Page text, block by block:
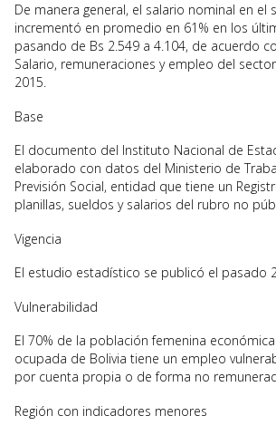
De manera general, el salario nominal en el
incrementó en promedio en 61% en los
pasando de Bs 2.549 a 4.104, de acuerdo
Salario, remuneraciones y empleo del
2015.
Base
El documento del Instituto Nacional de
elaborado con datos del Ministerio de
Previsión Social, entidad que tiene un
planillas, sueldos y salarios del rubro no
Vigencia
El estudio estadístico se publicó el pasado
Vulnerabilidad
El 70% de la población femenina
ocupada de Bolivia tiene un empleo
por cuenta propia o de forma no
Región con indicadores menores